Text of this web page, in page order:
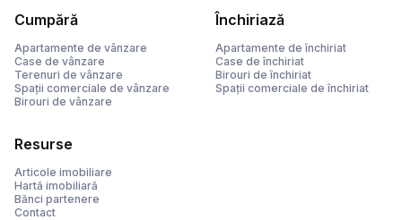
Cumpără
Apartamente de vânzare
Case de vânzare
Terenuri de vânzare
Spații comerciale de vânzare
Birouri de vânzare
Închiriază
Apartamente de închiriat
Case de închiriat
Birouri de închiriat
Spații comerciale de închiriat
Resurse
Articole imobiliare
Hartă imobiliară
Bănci partenere
Contact